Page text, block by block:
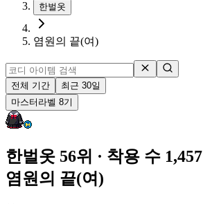
한벌옷
염원의 끝(여)
전체 기간
최근 30일
마스터 라벨 8기
한벌옷 56위 · 착용 수 1,457
염원의 끝(여)